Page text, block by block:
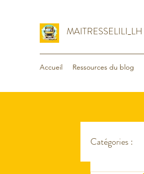
MAITRESSELILI_LH
Accueil Ressources du blog
Catégories :